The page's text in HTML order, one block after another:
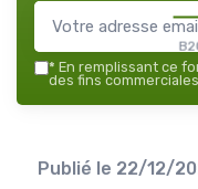
* En remplissant ce
des fins
Publié le 22/12/